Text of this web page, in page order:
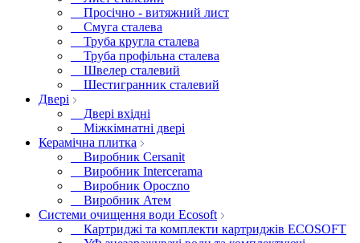
Просічно - витяжний лист
Смуга сталева
Труба кругла сталева
Труба профільна сталева
Швелер сталевий
Шестигранник сталевий
Двері
Двері вхідні
Міжкімнатні двері
Керамічна плитка
Виробник Cersanit
Виробник Intercerama
Виробник Opoczno
Виробник Атем
Системи очищення води Ecosoft
Картриджі та комплекти картриджів ECOSOFT